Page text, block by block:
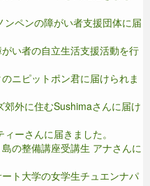
ンペンの障がい者支援団体に届
い者の自立生活支援活動を行
ニピットポン君に届けられま
郊外に住むSushimaさんに届け
ーさんに届きました。
の整備講座受講生 アナさんに
ト大学の女学生チュエンナパ